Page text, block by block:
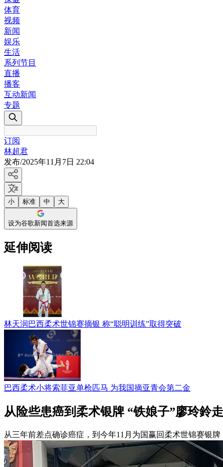
体育
视频
新闻
娱乐
生活
系列节目
直播
播客
互动新闻
专题
订阅
林超君
发布/2025年11月7日 22:04
小 标准 中 大
设为谷歌新闻首选来源
延伸阅读
林天润巴西柔术世锦赛摘银 称“聪明训练”取得突破
巴西柔术小将索菲亚单枪匹马 为我国摘亚青会第二金
从险些患癌到柔术银牌 “铁娘子”廖玲鈴
从三年前差点确诊癌症，到今年11月为国赢回柔术世锦赛银